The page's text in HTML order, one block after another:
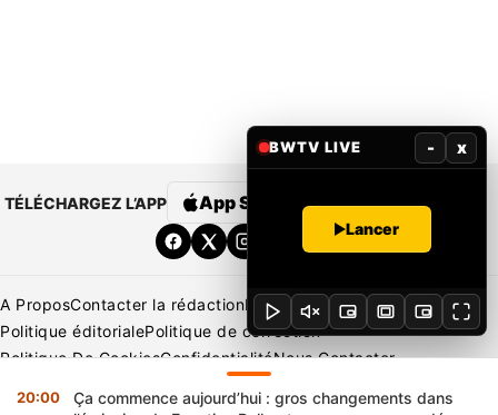
TÉLÉCHARGEZ L’APP App Store Google Play
A ProposContacter la rédactionRédaction Mentions légales
Politique éditorialePolitique de correction
Politique De CookiesConfidentialitéNous Contacter
20:00
Ça commence aujourd’hui : gros changements dans
BWTV LIVE - x
Lancer